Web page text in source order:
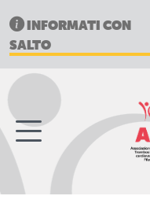
INFORMATI CON
SALTO